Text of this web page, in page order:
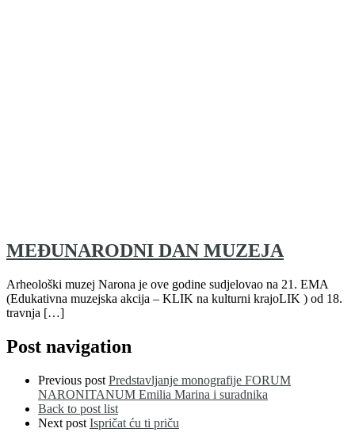
MEĐUNARODNI DAN MUZEJA
Arheološki muzej Narona je ove godine sudjelovao na 21. EMA
(Edukativna muzejska akcija – KLIK na kulturni krajoLIK ) od 18.
travnja […]
Post navigation
Previous post Predstavljanje monografije FORUM
NARONITANUM Emilia Marina i suradnika
Back to post list
Next post Ispričat ću ti priču